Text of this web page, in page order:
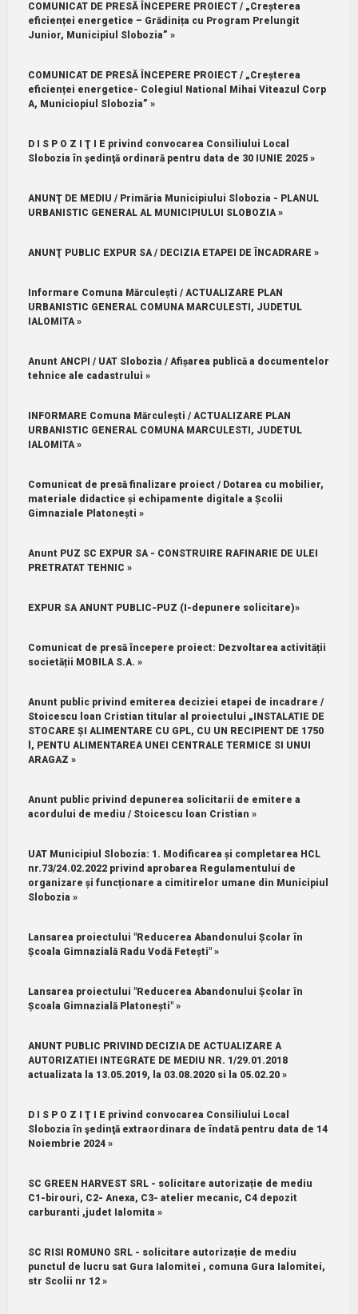
COMUNICAT DE PRESĂ ÎNCEPERE PROIECT / „Creșterea
eficienței energetice – Grădinița cu Program Prelungit
Junior, Municipiul Slobozia” »
COMUNICAT DE PRESĂ ÎNCEPERE PROIECT / „Creșterea
eficienței energetice- Colegiul National Mihai Viteazul Corp
A, Municiopiul Slobozia” »
D I S P O Z I Ţ I E privind convocarea Consiliului Local
Slobozia în şedinţă ordinară pentru data de 30 IUNIE 2025 »
ANUNŢ DE MEDIU / Primăria Municipiului Slobozia - PLANUL
URBANISTIC GENERAL AL MUNICIPIULUI SLOBOZIA »
ANUNŢ PUBLIC EXPUR SA / DECIZIA ETAPEI DE ÎNCADRARE »
Informare Comuna Mărculești / ACTUALIZARE PLAN
URBANISTIC GENERAL COMUNA MARCULESTI, JUDETUL
IALOMITA »
Anunt ANCPI / UAT Slobozia / Afișarea publică a documentelor
tehnice ale cadastrului »
INFORMARE Comuna Mărculești / ACTUALIZARE PLAN
URBANISTIC GENERAL COMUNA MARCULESTI, JUDETUL
IALOMITA »
Comunicat de presă finalizare proiect / Dotarea cu mobilier,
materiale didactice și echipamente digitale a Școlii
Gimnaziale Platonești »
Anunt PUZ SC EXPUR SA - CONSTRUIRE RAFINARIE DE ULEI
PRETRATAT TEHNIC »
EXPUR SA ANUNT PUBLIC-PUZ (I-depunere solicitare)»
Comunicat de presă începere proiect: Dezvoltarea activității
societății MOBILA S.A. »
Anunt public privind emiterea deciziei etapei de incadrare /
Stoicescu loan Cristian titular al proiectului „INSTALATIE DE
STOCARE ȘI ALIMENTARE CU GPL, CU UN RECIPIENT DE 1750
l, PENTU ALIMENTAREA UNEI CENTRALE TERMICE SI UNUI
ARAGAZ »
Anunt public privind depunerea solicitarii de emitere a
acordului de mediu / Stoicescu loan Cristian »
UAT Municipiul Slobozia: 1.⁠ ⁠Modificarea și completarea HCL
nr.73/24.02.2022 privind aprobarea Regulamentului de
organizare și funcționare a cimitirelor umane din Municipiul
Slobozia »
Lansarea proiectului "Reducerea Abandonului Școlar în
Școala Gimnazială Radu Vodă Fetești" »
Lansarea proiectului "Reducerea Abandonului Școlar în
Școala Gimnazială Platonești" »
ANUNT PUBLIC PRIVIND DECIZIA DE ACTUALIZARE A
AUTORIZATIEI INTEGRATE DE MEDIU NR. 1/29.01.2018
actualizata la 13.05.2019, la 03.08.2020 si la 05.02.20 »
D I S P O Z I Ţ I E privind convocarea Consiliului Local
Slobozia în şedinţă extraordinara de îndată pentru data de 14
Noiembrie 2024 »
SC GREEN HARVEST SRL - solicitare autorizație de mediu
C1-birouri, C2- Anexa, C3- atelier mecanic, C4 depozit
carburanti ,judet Ialomita »
SC RISI ROMUNO SRL - solicitare autorizație de mediu
punctul de lucru sat Gura Ialomitei , comuna Gura Ialomitei,
str Scolii nr 12 »